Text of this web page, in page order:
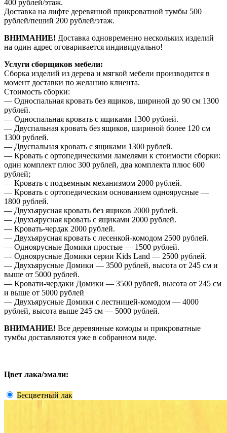
400 рублей/этаж.
Доставка на лифте деревянной прикроватной тумбы 500
рублей/пеший 200 рублей/этаж.
ВНИМАНИЕ! Доставка одновременно нескольких изделий
на один адрес оговаривается индивидуально!
Услуги сборщиков мебели:
Сборка изделий из дерева и мягкой мебели производится в
момент доставки по желанию клиента.
Стоимость сборки:
— Односпальная кровать без ящиков, шириной до 90 см 1300
рублей.
— Односпальная кровать с ящиками 1300 рублей.
— Двуспальная кровать без ящиков, шириной более 120 см
1300 рублей.
— Двуспальная кровать с ящиками 1300 рублей.
— Кровать с ортопедическими ламелями к стоимости сборки:
один комплект плюс 300 рублей, два комплекта плюс 600
рублей;
— Кровать с подъемным механизмом 2000 рублей.
— Кровать с ортопедическим основанием одноярусные —
1800 рублей.
— Двухъярусная кровать без ящиков 2000 рублей.
— Двухъярусная кровать с ящиками 2000 рублей.
— Кровать-чердак 2000 рублей.
— Двухъярусная кровать с лесенкой-комодом 2500 рублей.
— Одноярусные Домики простые — 1500 рублей.
— Одноярусные Домики серии Kids Land — 2500 рублей.
— Двухъярусные Домики — 3500 рублей, высота от 245 см и
выше от 5000 рублей.
— Кровати-чердаки Домики — 3500 рублей, высота от 245 см
и выше от 5000 рублей
— Двухъярусные Домики с лестницей-комодом — 4000
рублей, высота выше 245 см — 5000 рублей.
ВНИМАНИЕ! Все деревянные комоды и прикроватные
тумбы доставляются уже в собранном виде.
Цвет лака/эмали:
Бесцветный лак